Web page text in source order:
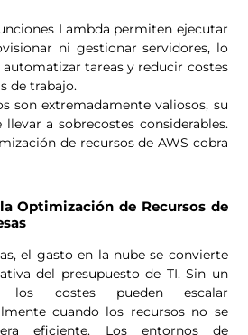
Lambda permiten ejecutar
ni gestionar servidores, lo
tareas y reducir costes
de trabajo.
son extremadamente valiosos, su
a sobrecostes considerables.
de recursos de AWS cobra
Optimización de Recursos de
el gasto en la nube se convierte
del presupuesto de TI. Sin un
los costes pueden escalar
cuando los recursos no se
eficiente. Los entornos de